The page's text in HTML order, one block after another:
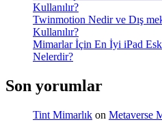
Kullanılır?
Twinmotion Nedir ve Dış
Kullanılır?
Mimarlar İçin En İyi iPad
Nelerdir?
Son yorumlar
Tint Mimarlık on Metaverse